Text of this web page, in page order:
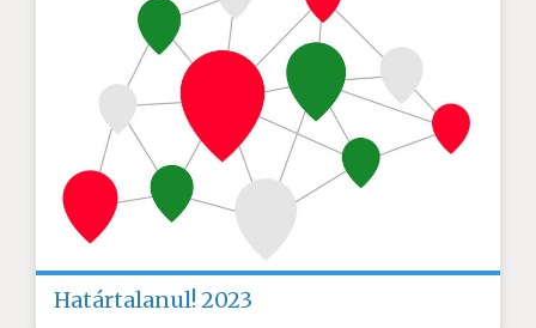
Határtalanul! 2023